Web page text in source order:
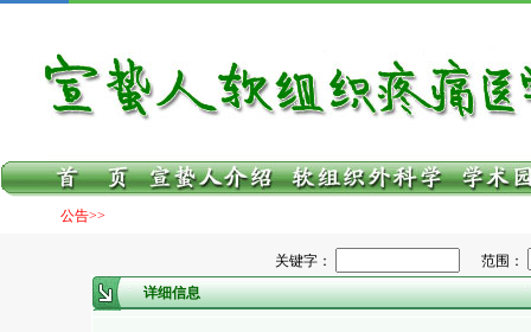
公告>>
关键字：
范围：
详细信息